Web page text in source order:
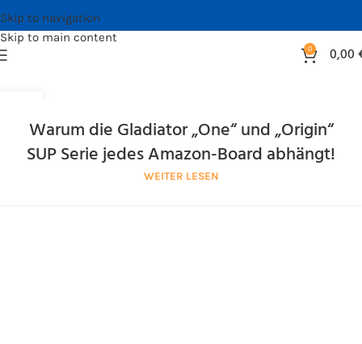
Skip to navigation
Skip to main content
0 0,00
Warum die Gladiator „One“ und „Origin“
SUP Serie jedes Amazon-Board abhängt!
WEITER LESEN